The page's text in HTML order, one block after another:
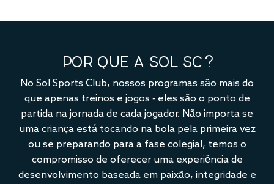
POR QUE A SOL SC?
No Sol Sports Club, nossos programas são mais do
que apenas treinos e jogos - eles são o ponto de
partida na jornada de cada jogador. Não importa se
uma criança está tocando na bola pela primeira vez
ou se preparando para a fase colegial, temos o
compromisso de oferecer uma experiência de
desenvolvimento baseada em paixão, integridade e